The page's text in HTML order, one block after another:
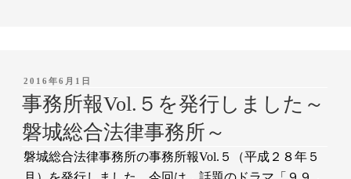
投
稿
日:
2016年6月1日
事務所報Vol.５を発行しました～
磐城総合法律事務所～
磐城総合法律事務所の事務所報Vol.５（平成２８年５